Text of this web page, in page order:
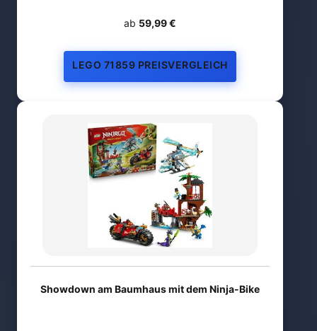
ab 59,99 €
LEGO 71859 PREISVERGLEICH
Showdown am Baumhaus mit dem Ninja-Bike